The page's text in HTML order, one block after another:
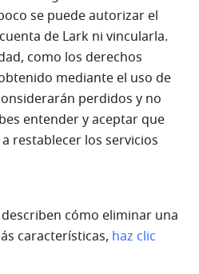
se puede autorizar el
de Lark ni vincularla.
como los derechos
mediante el uso de
perdidos y no
entender y aceptar que
restablecer los servicios
cómo eliminar una
características, haz clic